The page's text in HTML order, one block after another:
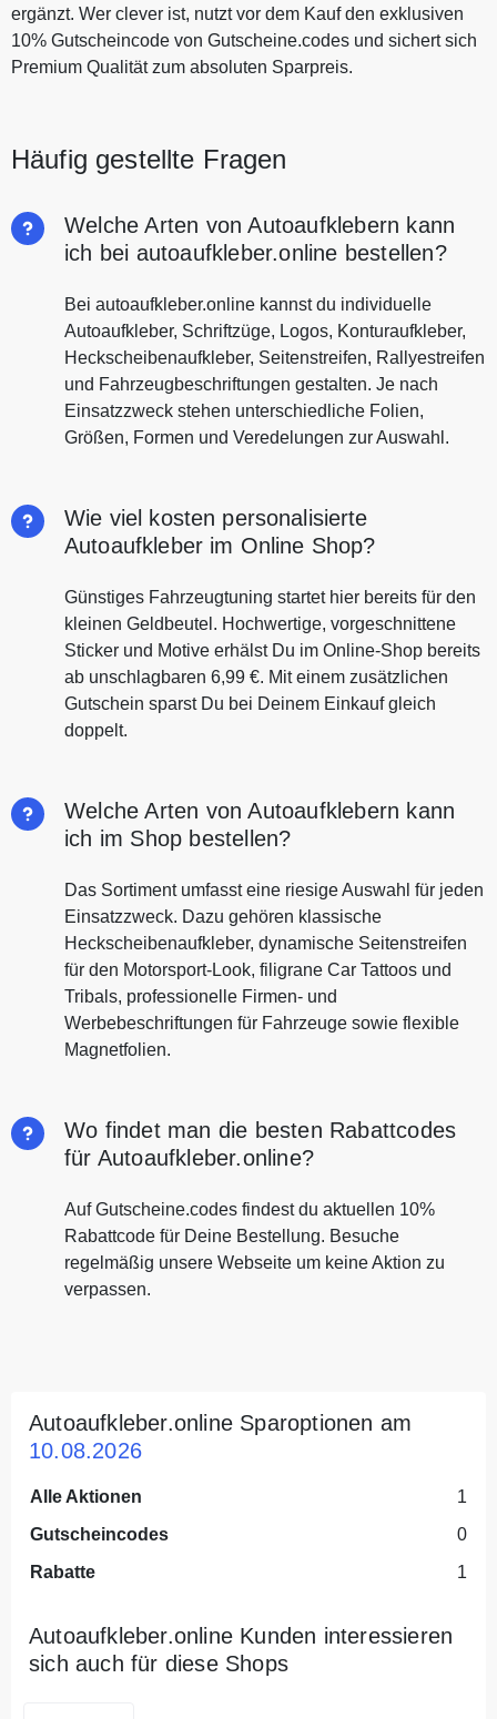
ergänzt. Wer clever ist, nutzt vor dem Kauf den exklusiven
10% Gutscheincode von Gutscheine.codes und sichert sich
Premium Qualität zum absoluten Sparpreis.
Häufig gestellte Fragen
Welche Arten von Autoaufklebern kann
ich bei autoaufkleber.online bestellen?
Bei autoaufkleber.online kannst du individuelle
Autoaufkleber, Schriftzüge, Logos, Konturaufkleber,
Heckscheibenaufkleber, Seitenstreifen, Rallyestreifen
und Fahrzeugbeschriftungen gestalten. Je nach
Einsatzzweck stehen unterschiedliche Folien,
Größen, Formen und Veredelungen zur Auswahl.
Wie viel kosten personalisierte
Autoaufkleber im Online Shop?
Günstiges Fahrzeugtuning startet hier bereits für den
kleinen Geldbeutel. Hochwertige, vorgeschnittene
Sticker und Motive erhälst Du im Online-Shop bereits
ab unschlagbaren 6,99 €. Mit einem zusätzlichen
Gutschein sparst Du bei Deinem Einkauf gleich
doppelt.
Welche Arten von Autoaufklebern kann
ich im Shop bestellen?
Das Sortiment umfasst eine riesige Auswahl für jeden
Einsatzzweck. Dazu gehören klassische
Heckscheibenaufkleber, dynamische Seitenstreifen
für den Motorsport-Look, filigrane Car Tattoos und
Tribals, professionelle Firmen- und
Werbebeschriftungen für Fahrzeuge sowie flexible
Magnetfolien.
Wo findet man die besten Rabattcodes
für Autoaufkleber.online?
Auf Gutscheine.codes findest du aktuellen 10%
Rabattcode für Deine Bestellung. Besuche
regelmäßig unsere Webseite um keine Aktion zu
verpassen.
Autoaufkleber.online Sparoptionen am
10.08.2026
Alle Aktionen
1
Gutscheincodes
0
Rabatte
1
Autoaufkleber.online Kunden interessieren
sich auch für diese Shops